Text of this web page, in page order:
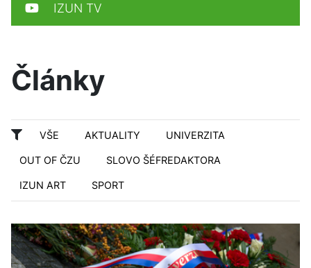
Články
VŠE AKTUALITY UNIVERZITA
OUT OF ČZU SLOVO ŠÉFREDAKTORA
IZUN ART SPORT
IZUN TV